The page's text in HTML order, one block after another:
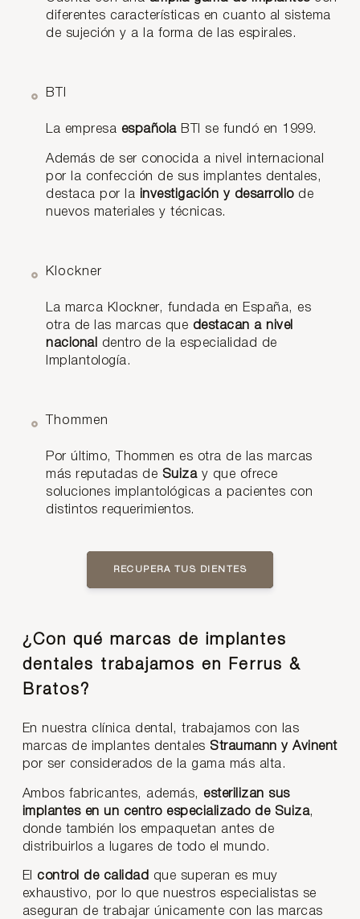
diferentes características en cuanto al sistema
de sujeción y a la forma de las espirales.
BTI
La empresa españolaBTI se fundó en 1999.
Además de ser conocida a nivel internacional
por la confección de sus implantes dentales,
destaca por la investigación y desarrollode
nuevos materiales y técnicas.
Klockner
La marca Klockner, fundada en España, es
otra de las marcas que destacan a nivel
nacional
dentro de la especialidad de
Implantología.
Thommen
Por último, Thommen es otra de las marcas
más reputadas de Suizay que ofrece
soluciones implantológicas a pacientes con
distintos requerimientos.
RECUPERA TUS DIENTES
¿Con qué marcas de implantes
dentales trabajamos en Ferrus &
Bratos?
En nuestra clínica dental, trabajamos con las
marcas de implantes dentales Straumann y Avinent
por ser considerados de la gama más alta.
Ambos fabricantes, además, esterilizan sus
implantes en un centro especializado de Suiza,
donde también los empaquetan antes de
distribuirlos a lugares de todo el mundo.
El control de calidad que superan es muy
exhaustivo, por lo que nuestros especialistas se
aseguran de trabajar únicamente con las marcas